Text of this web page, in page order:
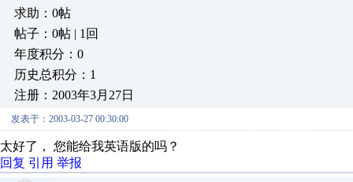
求助：0帖
帖子：0帖 | 1回
年度积分：0
历史总积分：1
注册：2003年3月27日
发表于：2003-03-27 00:30:00
太好了， 您能给我英语版的吗？
回复 引用 举报